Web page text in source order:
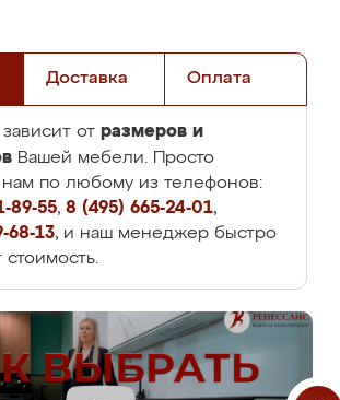
Доставка Оплата
от размеров и
Вашей мебели. Просто
нам по любому из телефонов:
89-55, 8 (495) 665-24-01,
68-13, и наш менеджер быстро
стоимость.